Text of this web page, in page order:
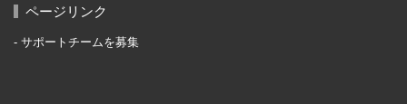
ページリンク
サポートチームを募集